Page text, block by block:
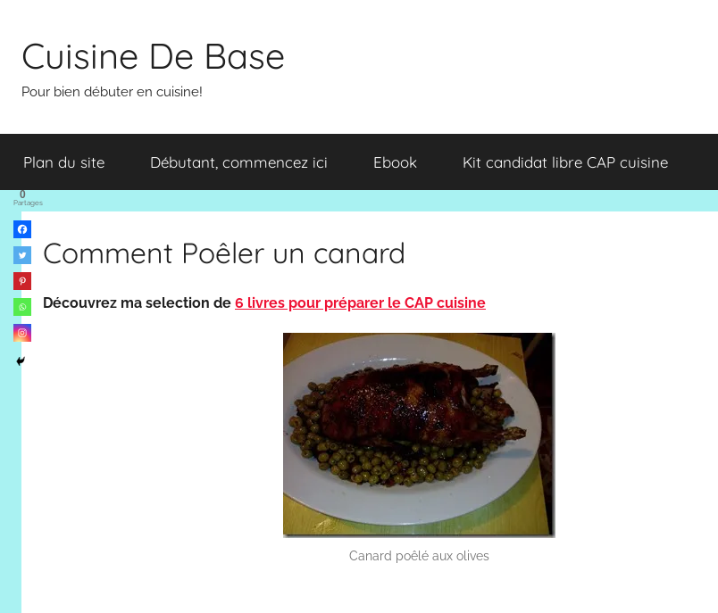
contenu
Cuisine De Base
Pour bien débuter en cuisine!
Plan du site Débutant, commencez ici Ebook Kit candidat libre CAP cuisine
Comment Poêler un canard
Découvrez ma selection de 6 livres pour préparer le CAP cuisine
Canard poêlé aux olives
0
Partages